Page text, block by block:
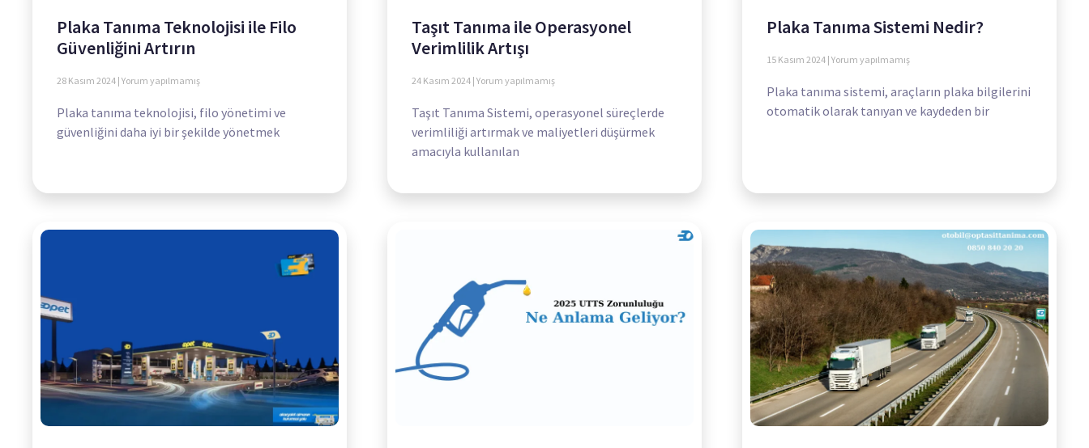
Plaka Tanıma Teknolojisi ile Filo
Güvenliğini Artırın
28 Kasım 2024 Yorum yapılmamış
Plaka tanıma teknolojisi, filo yönetimi ve
güvenliğini daha iyi bir şekilde yönetmek
Taşıt Tanıma ile Operasyonel
Verimlilik Artışı
24 Kasım 2024 Yorum yapılmamış
Taşıt Tanıma Sistemi, operasyonel süreçlerde
verimliliği artırmak ve maliyetleri düşürmek
amacıyla kullanılan
Plaka Tanıma Sistemi Nedir?
15 Kasım 2024 Yorum yapılmamış
Plaka tanıma sistemi, araçların plaka bilgilerini
otomatik olarak tanıyan ve kaydeden bir